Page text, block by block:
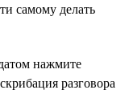
самому делать
нажмите
разговора